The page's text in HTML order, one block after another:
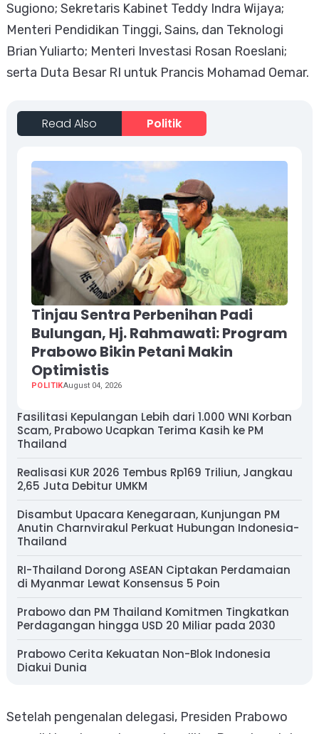
Sugiono; Sekretaris Kabinet Teddy Indra Wijaya;
Menteri Pendidikan Tinggi, Sains, dan Teknologi
Brian Yuliarto; Menteri Investasi Rosan Roeslani;
serta Duta Besar RI untuk Prancis Mohamad Oemar.
Read Also Politik
Tinjau Sentra Perbenihan Padi
Bulungan, Hj. Rahmawati: Program
Prabowo Bikin Petani Makin
Optimistis
POLITIKAugust 04, 2026
Fasilitasi Kepulangan Lebih dari 1.000 WNI Korban
Scam, Prabowo Ucapkan Terima Kasih ke PM
Thailand
Realisasi KUR 2026 Tembus Rp169 Triliun, Jangkau
2,65 Juta Debitur UMKM
Disambut Upacara Kenegaraan, Kunjungan PM
Anutin Charnvirakul Perkuat Hubungan Indonesia-
Thailand
RI-Thailand Dorong ASEAN Ciptakan Perdamaian
di Myanmar Lewat Konsensus 5 Poin
Prabowo dan PM Thailand Komitmen Tingkatkan
Perdagangan hingga USD 20 Miliar pada 2030
Prabowo Cerita Kekuatan Non-Blok Indonesia
Diakui Dunia
Setelah pengenalan delegasi, Presiden Prabowo